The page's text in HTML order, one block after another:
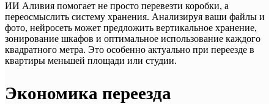
ИИ Аливия помогает не просто перевезти коробки, а
переосмыслить систему хранения. Анализируя ваши файлы и
фото, нейросеть может предложить вертикальное хранение,
зонирование шкафов и оптимальное использование каждого
квадратного метра. Это особенно актуально при переезде в
квартиры меньшей площади или студии.
Экономика переезда